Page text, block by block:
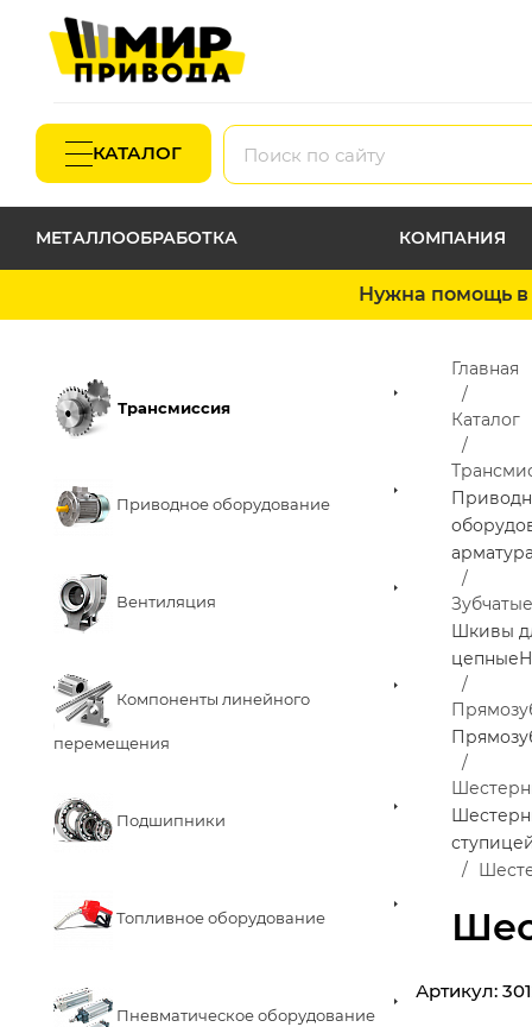
КАТАЛОГ
МЕТАЛЛООБРАБОТКА КОМПАНИЯ
Нужна помощь в
Трансмиссия
Приводное оборудование
Вентиляция
Компоненты линейного
перемещения
Подшипники
Топливное оборудование
Пневматическое оборудование
Главная
Каталог
арматура
Шкивы
цепные
Артикул: